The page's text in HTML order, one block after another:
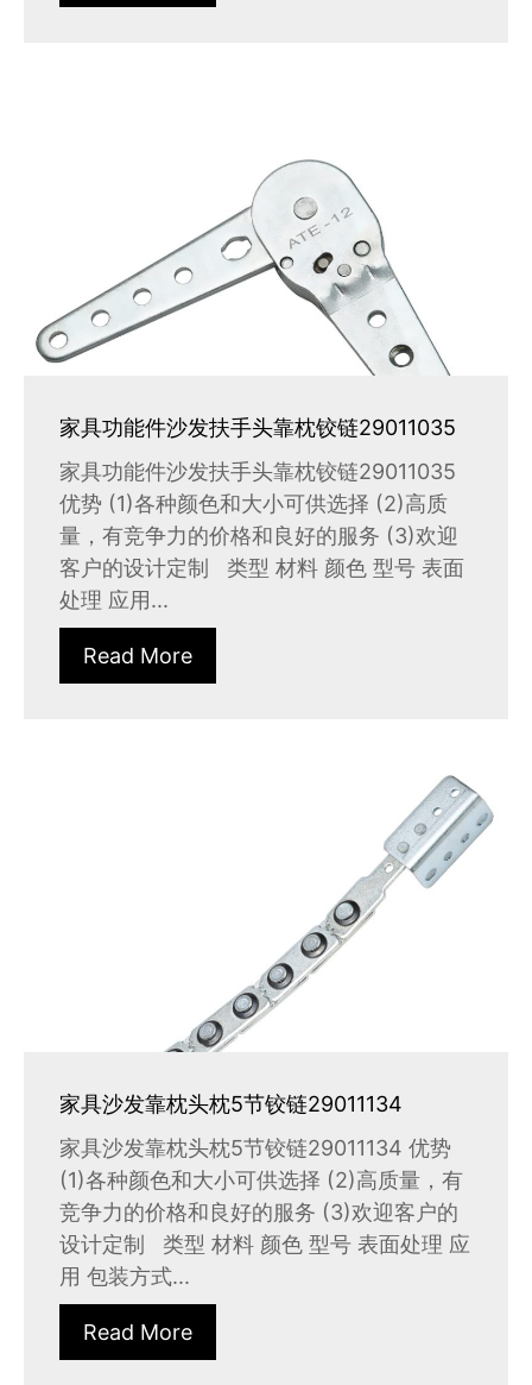
家具功能件沙发扶手头靠枕铰链29011035
家具功能件沙发扶手头靠枕铰链29011035
优势 (1)各种颜色和大小可供选择 (2)高质
量，有竞争力的价格和良好的服务 (3)欢迎
客户的设计定制 类型 材料 颜色 型号 表面
处理 应用...
Read More
家具沙发靠枕头枕5节铰链29011134
家具沙发靠枕头枕5节铰链29011134 优势
(1)各种颜色和大小可供选择 (2)高质量，有
竞争力的价格和良好的服务 (3)欢迎客户的
设计定制 类型 材料 颜色 型号 表面处理 应
用 包装方式...
Read More